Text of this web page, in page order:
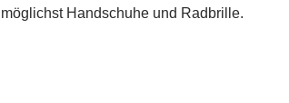
Handschuhe und Radbrille.